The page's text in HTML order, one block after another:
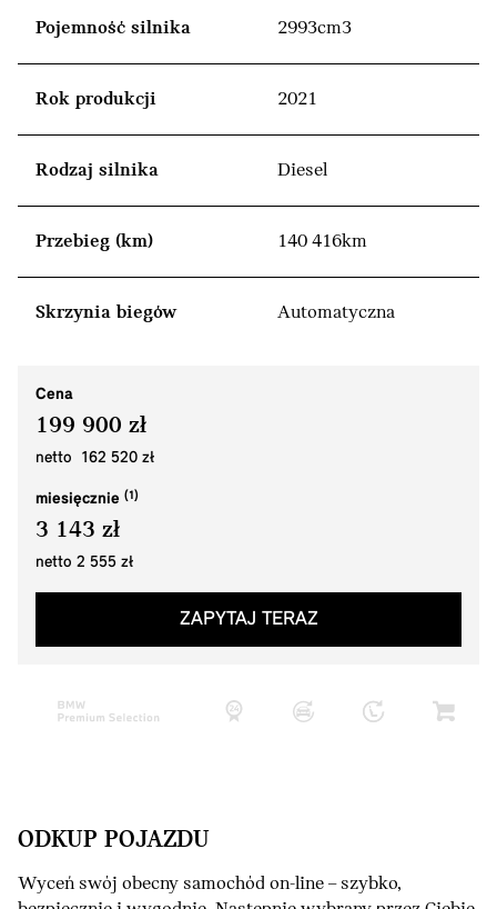
Pojemność silnika 2993cm3
Rok produkcji 2021
Rodzaj silnika Diesel
Przebieg (km) 140 416km
Skrzynia biegów Automatyczna
Cena
199 900 zł
netto 162 520 zł
miesięcznie
3 143 zł
netto 2 555 zł
ZAPYTAJ TERAZ
ODKUP POJAZDU
Wyceń swój obecny samochód on-line – szybko,